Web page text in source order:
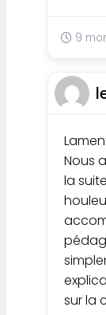
9
Nous
la
sur la